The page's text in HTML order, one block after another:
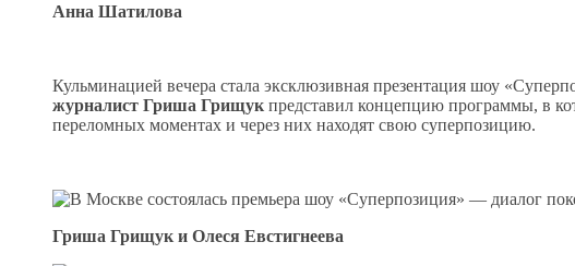
Анна Шатилова
Кульминацией вечера стала эксклюзивная презентация шоу
журналист Гриша Грищук представил концепцию программы, в
переломных моментах и через них находят свою суперпозицию.
Гриша Грищук и Олеся Евстигнеева